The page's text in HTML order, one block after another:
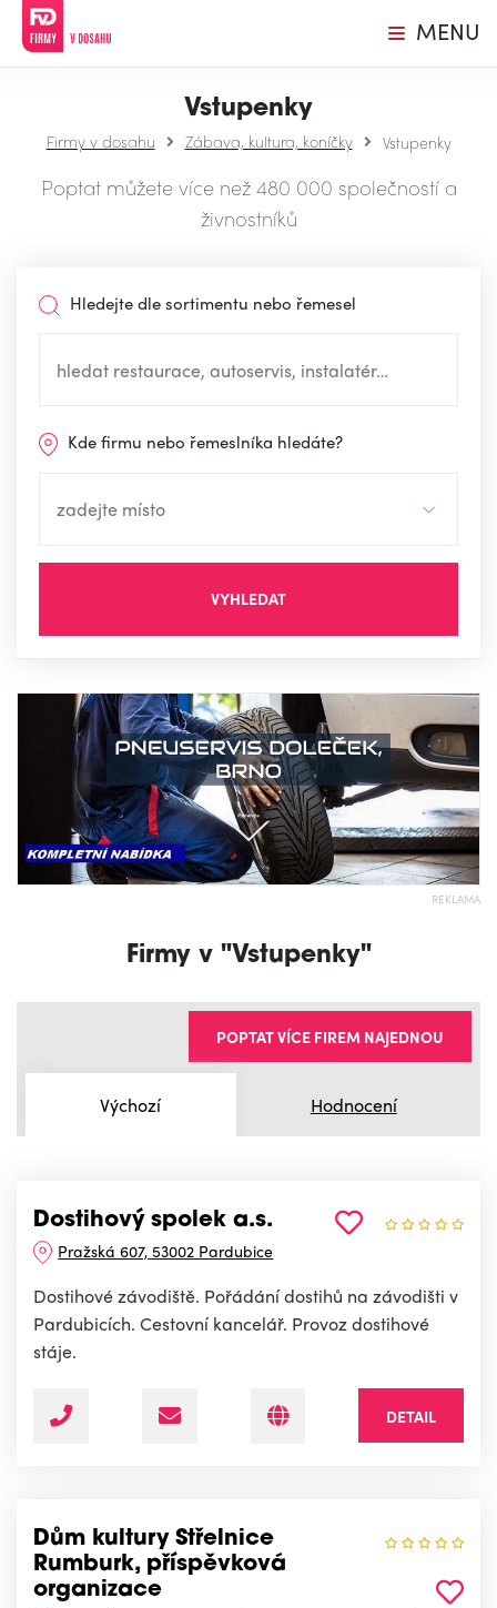
MENU
Vstupenky
Firmy v dosahu Zábava, kultura, koníčky Vstupenky
Poptat můžete více než 480 000 společností a
živnostníků
Hledejte dle sortimentu nebo řemesel
Kde firmu nebo řemeslníka hledáte?
VYHLEDAT
REKLAMA
Firmy v "Vstupenky"
Výchozí Hodnocení
POPTAT VÍCE FIREM NAJEDNOU
Dostihový spolek a.s.
Pražská 607, 53002 Pardubice
Dostihové závodiště. Pořádání dostihů na závodišti v
Pardubicích. Cestovní kancelář. Provoz dostihové
stáje.
DETAIL
Dům kultury Střelnice
Rumburk, příspěvková
organizace